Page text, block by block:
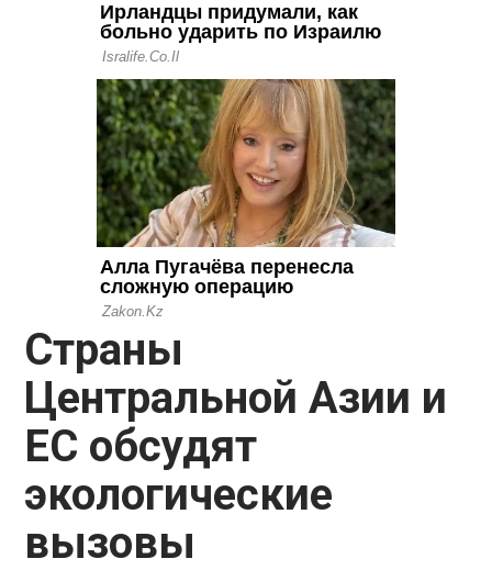
Страны
Центральной Азии и
ЕС обсудят
экологические
вызовы